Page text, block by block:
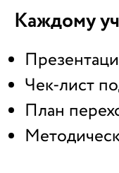
Каждому
Чек-лист
План